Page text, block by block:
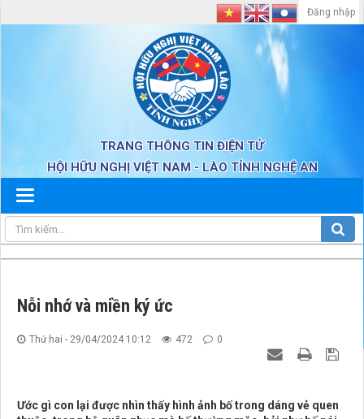
TRANG THÔNG TIN ĐIỆN TỬ
HỘI HỮU NGHỊ VIỆT NAM - LÀO TỈNH NGHỆ AN
Đăng nhập
Nỗi nhớ và miền ký ức
Thứ hai - 29/04/2024 10:12 472 0
Ước gì con lại được nhìn thấy hình ảnh bố trong dáng vẻ quen